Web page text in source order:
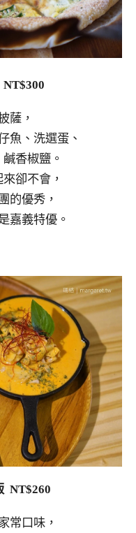
薩，
魚、洗選蛋、
香椒鹽。
卻不會，
的優秀，
嘉義特優。
NT$260
常口味，